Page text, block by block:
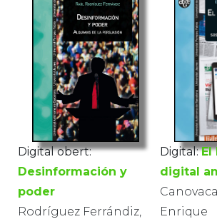
Digital obert:
Desinformación y
poder
Rodríguez Ferrándiz,
Digital: El
digital
Enrique